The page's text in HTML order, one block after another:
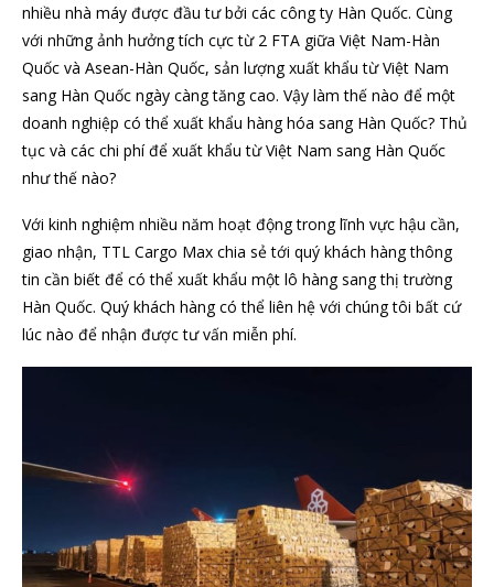
nhiều nhà máy được đầu tư bởi các công ty Hàn Quốc. Cùng
với những ảnh hưởng tích cực từ 2 FTA giữa Việt Nam-Hàn
Quốc và Asean-Hàn Quốc, sản lượng xuất khẩu từ Việt Nam
sang Hàn Quốc ngày càng tăng cao. Vậy làm thế nào để một
doanh nghiệp có thể xuất khẩu hàng hóa sang Hàn Quốc? Thủ
tục và các chi phí để xuất khẩu từ Việt Nam sang Hàn Quốc
như thế nào?
Với kinh nghiệm nhiều năm hoạt động trong lĩnh vực hậu cần,
giao nhận, TTL Cargo Max chia sẻ tới quý khách hàng thông
tin cần biết để có thể xuất khẩu một lô hàng sang thị trường
Hàn Quốc. Quý khách hàng có thể liên hệ với chúng tôi bất cứ
lúc nào để nhận được tư vấn miễn phí.